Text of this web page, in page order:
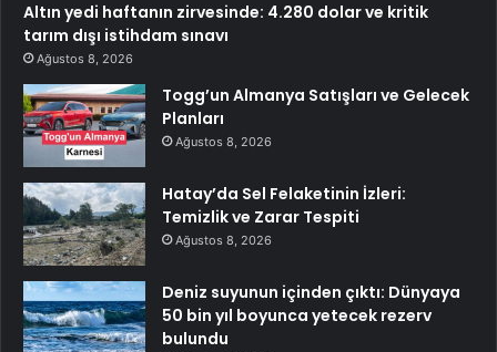
Altın yedi haftanın zirvesinde: 4.280 dolar ve kritik
tarım dışı istihdam sınavı
Ağustos 8, 2026
Togg’un Almanya Satışları ve Gelecek
Planları
Ağustos 8, 2026
Hatay’da Sel Felaketinin İzleri:
Temizlik ve Zarar Tespiti
Ağustos 8, 2026
Deniz suyunun içinden çıktı: Dünyaya
50 bin yıl boyunca yetecek rezerv
bulundu